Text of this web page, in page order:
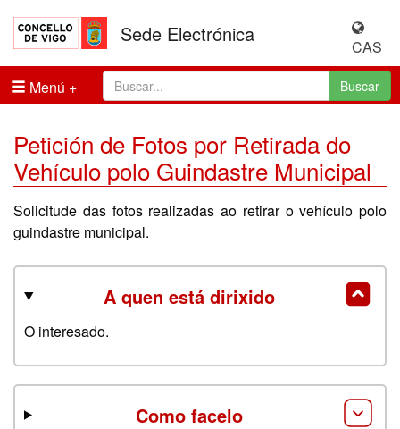
Sede Electrónica
CAS
Menú
Buscar
Petición de Fotos por Retirada do
Vehículo polo Guindastre Municipal
Solicitude das fotos realizadas ao retirar o vehículo polo
guindastre municipal.
A quen está dirixido
O interesado.
Como facelo